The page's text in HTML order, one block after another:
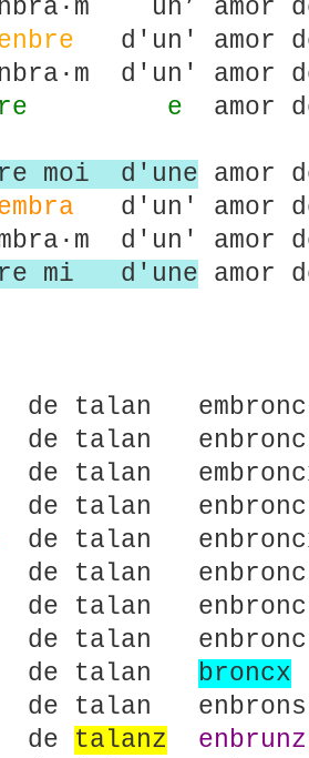
un’ amor
d'un' amor
d'un' amor
e amor
moi d'une amor
d'un' amor
d'un' amor
mi d'une amor
talan
de talan
talan
de talan
de talan
de talan
de talan
talan
de talan broncx
talan
de talanz enbrunz